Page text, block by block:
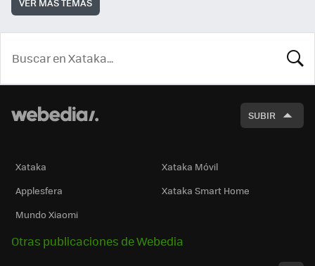
SUBIR
Xataka
Xataka Móvil
Applesfera
Xataka Smart Home
Mundo Xiaomi
Otras publicaciones de Webedia